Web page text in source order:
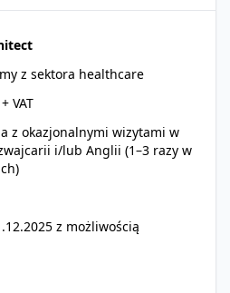
z sektora healthcare
VAT
z okazjonalnymi wizytami w
i/lub Anglii (1–3 razy w
z możliwością